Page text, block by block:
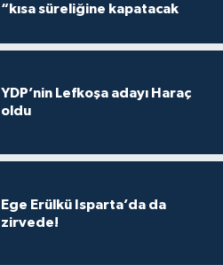
“kısa süreliğine kapatacak
YDP’nin Lefkoşa adayı Haraç
oldu
Ege Erülkü Isparta’da da
zirvede!